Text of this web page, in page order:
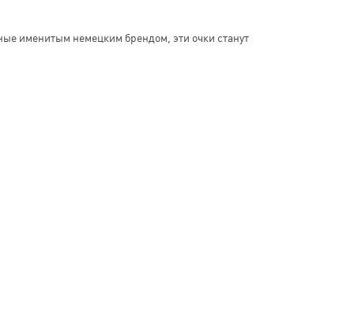
именитым немецким брендом, эти очки станут